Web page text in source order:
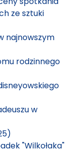
ze sztuki
najnowszym
rodzinnego
w
"Wilkołaka"